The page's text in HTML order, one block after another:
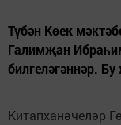
Түбән Көек
Галимҗан
билгеләгәннәр.
Китапханәчеләр